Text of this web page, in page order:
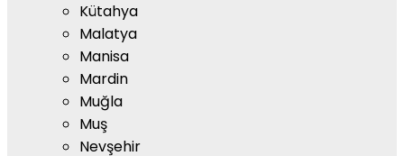
Kütahya
Malatya
Manisa
Mardin
Muğla
Muş
Nevşehir